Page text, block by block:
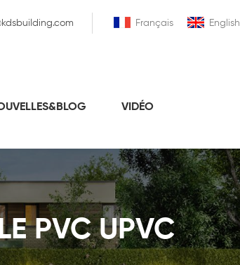
Français English
VIDÉO
PVC UPVC